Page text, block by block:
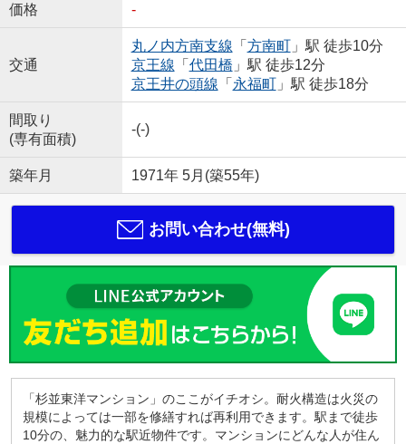
価格 -
交通
丸ノ内方南支線 「 方南町」駅 徒歩10分
京王線 「 代田橋 」駅 徒歩12分
京王井の頭線 「 永福町」駅 徒歩18分
間取り
(専有面積)
-(-)
築年月 1971年 5月(築55年)
お問い合わせ(無料)
「杉並東洋マンション」のここがイチオシ。耐火構造は火災の
規模によっては一部を修繕すれば再利用できます。駅まで徒歩
10分の、魅力的な駅近物件です。マンションにどんな人が住ん